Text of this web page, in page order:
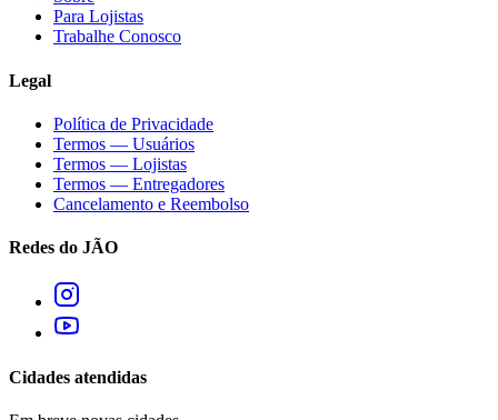
Para Lojistas
Trabalhe Conosco
Legal
Política de Privacidade
Termos — Usuários
Termos — Lojistas
Termos — Entregadores
Cancelamento e Reembolso
Redes do JÃO
Cidades atendidas